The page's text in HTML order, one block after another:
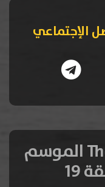
الإجتماعي
مسلسل The Sopranos الموسم
19